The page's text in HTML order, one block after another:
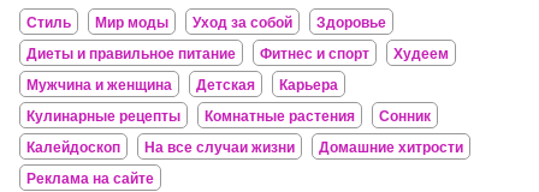
Стиль Мир моды Уход за собой
Здоровье
Диеты и правильное питание
Фитнес и спорт
Худеем
Мужчина и женщина
Детская
Карьера
Кулинарные рецепты
Комнатные растения
Сонник
Калейдоскоп
На все случаи жизни
Домашние хитрости
Реклама на сайте